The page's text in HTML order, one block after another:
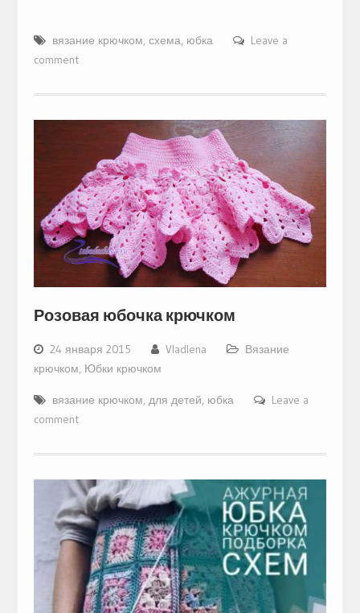
вязание крючком, схема, юбка
Leave a
comment
Розовая юбочка крючком
24 января 2015 Vladlena
Вязание
крючком, Юбки крючком
вязание крючком, для детей, юбка
Leave a
comment